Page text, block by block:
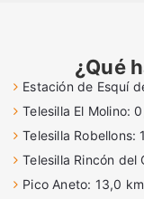
¿Qué
Estación de Esquí
Telesilla El Molino:
Telesilla Robellons:
Telesilla Rincón del
Pico Aneto: 13,0 km